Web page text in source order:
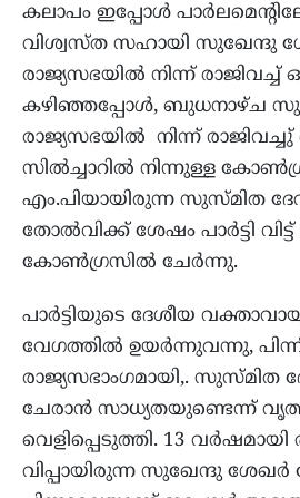
കലാപം ഇപ്പോള്‍
വിശ്വസ്ത സഹായി സുഖേന്ദു
രാജ്യസഭയില്‍ നിന്ന് രാജിവച്ച്
കഴിഞ്ഞപ്പോള്‍, ബുധനാഴ്ച
രാജ്യസഭയില്‍ നിന്ന്
സില്‍ച്ചാറില്‍ നിന്നുള്ള
എം.പിയായിരുന്ന സുസ്മിത
തോല്‍വിക്ക് ശേഷം പാര്‍ട്ടി
കോണ്‍ഗ്രസില്‍ ചേര്‍ന്നു.
പാര്‍ട്ടിയുടെ ദേശീയ
വേഗത്തില്‍ ഉയര്‍ന്നുവന്നു,
രാജ്യസഭാംഗമായി,. സുസ്മിത
ചേരാന്‍ സാധ്യതയുണ്ടെന്ന്
വെളിപ്പെടുത്തി. 13
വിപ്പായിരുന്ന സുഖേന്ദു